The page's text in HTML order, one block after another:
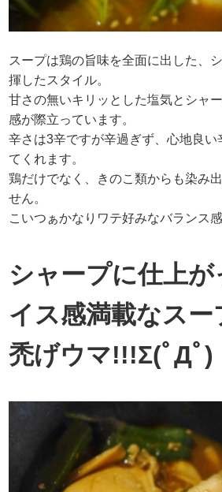
スープは鶏の旨味を全面に出した、
揮したスタイル。
甘さの無いキリッとした塩気とシャ
感が際立っています。
辛さは3辛ですが辛過ぎず、心地良
てくれます。
鶏だけでなく、きのこ類からも染み
せん。
こいつぁかなりワテ好みなバランス
シャープに仕上
イス感満載なス
禿げウマ!!!Σ(ﾟДﾟ)